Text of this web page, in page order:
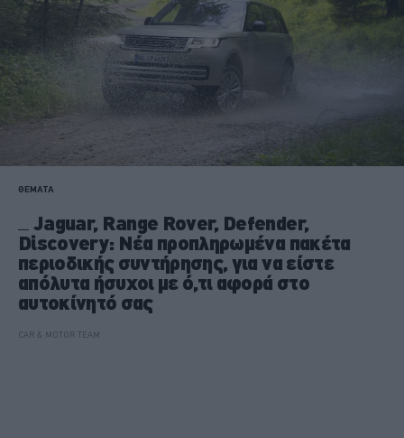
ΘΕΜΑΤΑ
Jaguar, Range Rover, Defender,
Discovery: Νέα προπληρωμένα πακέτα
περιοδικής συντήρησης, για να είστε
απόλυτα ήσυχοι με ό,τι αφορά στο
αυτοκίνητό σας
CAR & MOTOR TEAM